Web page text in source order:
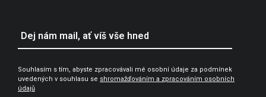
Souhlasím s tím, abyste zpracovávali mé osobní údaje za podmínek
uvedených v souhlasu se shromažďováním a zpracováním osobních
údajů